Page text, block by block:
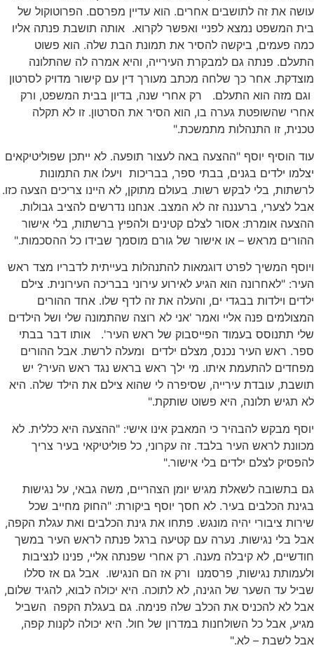
עושה את זה לתושבים אחרים. הוא עדיין מפרסם. הפרוטוקול של
בית המשפט נמצא לפניי ואפשר לקרוא. אותה תושבת פנתה אליו
כמה פעמים, ביקשה להסיר את תמונת הבת שלה. הוא פשוט
התעלם. פנתה גם למבקרת העירייה, והיא אמרה לה שהתלונה
מוצדקת. אחר כך שלחה מכתב מעורך דין עם קישור מדויק לסרטון
וגם מזה הוא התעלם. רק אחרי שנה, בדיון בבית המשפט, ורק
אחרי שהשופטת גערה בו, הוא הסיר את הסרטון. זו לא תקלה
טכנית, זו התנהלות מתמשכת."
עוד הוסיף יוסף "ההצעה באה לעצור תופעה. לא ייתכן שפוליטיקאים
יצלמו ילדים בגנים, בבתי ספר, בבריכות ויעלו את התמונות
לרשתות, בלי לבקש רשות. בעולם מתוקן, לא היינו צריכים הצעה כזו.
אבל לצערי, ברעננה זה לא המצב. אנחנו נדרשים להציב גבולות.
ההצעה אומרת: אסור לצלם קטינים ולהפיץ ברשתות, בלי אישור
ההורים מראש – או אישור של גורם מוסמך שבידו כל ההסכמות."
ויוסף המשיך לפרט דוגמאות להתנהלות בעייתית לדבריו מצד ראש
העיר: "לאחרונה הוא הגיע לאירוע עירוני בבריכה העירונית. צילם
ילדים וילדות בבגדי ים, והעלה את זה לדף שלו. אחד ההורים
המצולמים פנה אליי ואמר 'אני לא רוצה שהתמונה שלי ושל הילדים
שלי תתנוסס בעמוד הפייסבוק של ראש העיר'. אותו דבר בבתי
ספר. ראש העיר נכנס, מצלם ילדים ומעלה לרשת. אבל ההורים
מפחדים להתעמת איתו. מי ילך ראש בראש נגד ראש העיר? יש
תושבת, עובדת עירייה, שסיפרה לי שהוא צילם את הילד שלה. היא
לא תגיש תלונה, היא פשוט שותקת."
יוסף מבקש להבהיר כי המאבק אינו אישי: "ההצעה היא כללית. לא
מכוונת לראש העיר בלבד. זה עקרוני, כל פוליטיקאי בעיר צריך
להפסיק לצלם ילדים בלי אישור."
גם בתשובה לשאלת מגיש יומן הצהריים, משה גבאי, על נגישות
בגינת הכלבים בעיר. לא חסך יוסף ביקורת: "החוק מחייב שכל
שירות ציבורי יהיה מונגש. פתחו את גינת הכלבים ואת עגלת הקפה,
אבל בלי נגישות. נערה עם קטיעה ברגל פנתה לראש העיר במשך
חודשיים, לא קיבלה מענה. רק אחרי שפנתה אליי, פנינו לנציבות
ולעמותת נגישות, פרסמנו ורק אז הם הנגישו. אבל גם אז סללו
שביל עד השער של הגינה, לא לתוכה. היא יכולה לבוא, להגיד שלום,
אבל לא להכניס את הכלב שלה פנימה. גם בעגלת הקפה השביל
מגיע, אבל כל השולחנות במדרון של חול. היא יכולה לקנות קפה,
אבל לשבת – לא."